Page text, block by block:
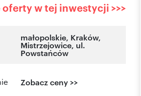
w tej inwestycji >>>
małopolskie, Kraków,
Mistrzejowice, ul.
Powstańców
Zobacz ceny >>